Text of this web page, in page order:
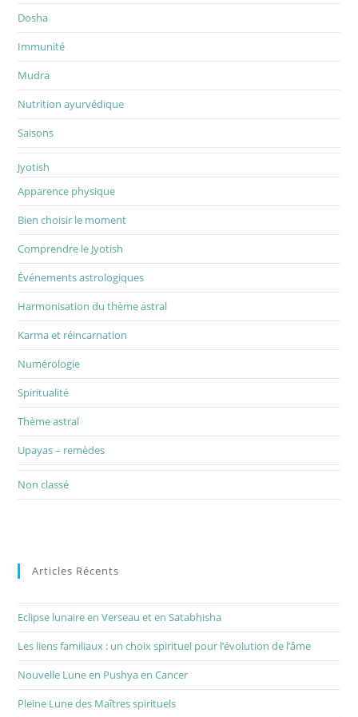
Dosha
Immunité
Mudra
Nutrition ayurvédique
Saisons
Jyotish
Apparence physique
Bien choisir le moment
Comprendre le Jyotish
Événements astrologiques
Harmonisation du thème astral
Karma et réincarnation
Numérologie
Spiritualité
Thème astral
Upayas – remèdes
Non classé
Articles Récents
Eclipse lunaire en Verseau et en Satabhisha
Les liens familiaux : un choix spirituel pour l’évolution de l’âme
Nouvelle Lune en Pushya en Cancer
Pleine Lune des Maîtres spirituels